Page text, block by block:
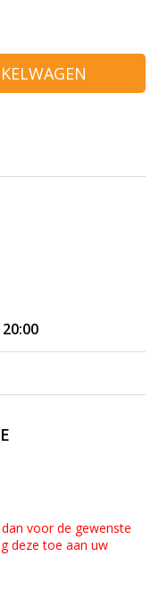
20:00
voor de gewenste
deze toe aan uw